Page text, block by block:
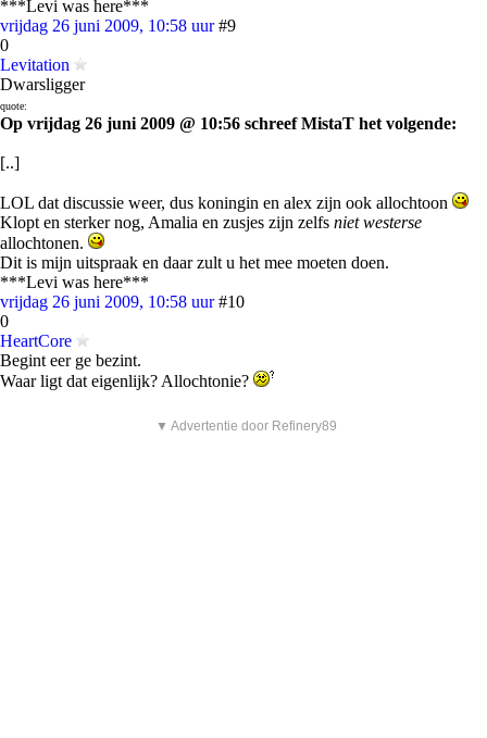
***Levi was here***
vrijdag 26 juni 2009, 10:58 uur #9
0
Levitation
Dwarsligger
quote:
Op vrijdag 26 juni 2009 @ 10:56 schreef MistaT het volgende:
[..]
LOL dat discussie weer, dus koningin en alex zijn ook allochtoon
Klopt en sterker nog, Amalia en zusjes zijn zelfs niet westerse
allochtonen.
Dit is mijn uitspraak en daar zult u het mee moeten doen.
***Levi was here***
vrijdag 26 juni 2009, 10:58 uur #10
0
HeartCore
Begint eer ge bezint.
Waar ligt dat eigenlijk? Allochtonie?
▼ Advertentie door Refinery89